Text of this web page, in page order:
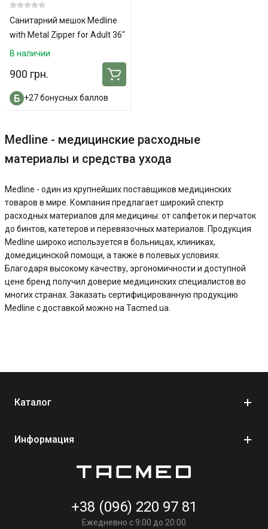
Санитарний мешок Medline
with Metal Zipper for Adult 36"
x 90"
В наличии
900 грн.
+27 бонусных баллов
Medline - медицинские расходные
материалы и средства ухода
Medline - один из крупнейших поставщиков медицинских
товаров в мире. Компания предлагает широкий спектр
расходных материалов для медицины: от салфеток и перчаток
до бинтов, катетеров и перевязочных материалов. Продукция
Medline широко используется в больницах, клиниках,
домедицинской помощи, а также в полевых условиях.
Благодаря высокому качеству, эргономичности и доступной
цене бренд получил доверие медицинских специалистов во
многих странах. Заказать сертифицированную продукцию
Medline с доставкой можно на Tacmed.ua.
Каталог
Информация
+38 (096) 220 97 81
Ежедневно с 9:00 до 20:00